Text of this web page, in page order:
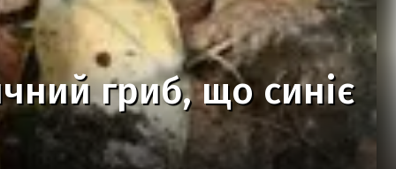
гриб, що синіє